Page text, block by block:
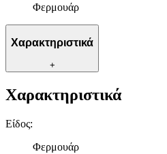
Φερμουάρ
Χαρακτηριστικά
+
Χαρακτηριστικά
Είδος:
Φερμουάρ